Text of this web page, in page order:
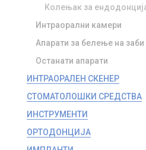
Колењак за
Интраорални камери
Апарати за белење на заби
Останати апарати
ИНТРАОРАЛЕН СКЕНЕР
СТОМАТОЛОШКИ СРЕДСТВА
ИНСТРУМЕНТИ
ОРТОДОНЦИЈА